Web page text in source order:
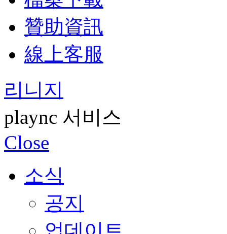
贊助資訊
線上客服
리니지
plaync 서비스
Close
소식
공지